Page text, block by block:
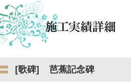
歌碑 芭蕉記念碑